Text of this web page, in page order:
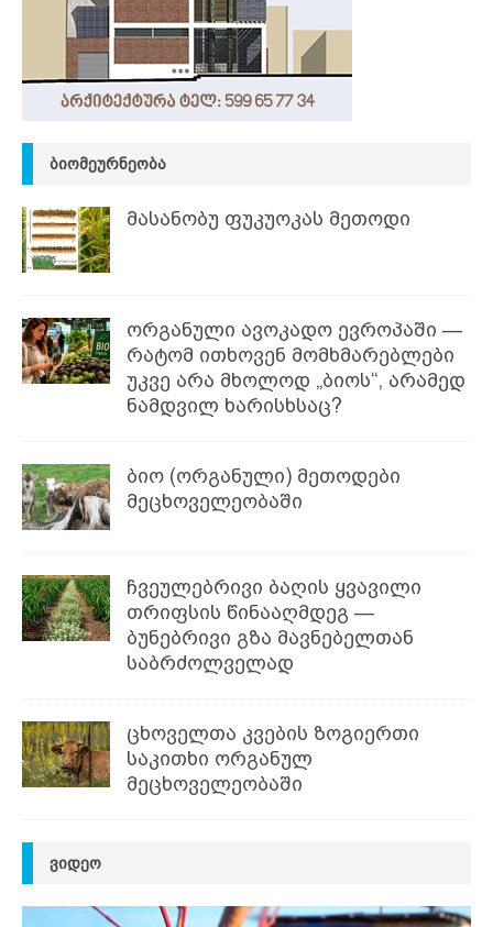
ᲑᲘᲝᲛᲔᲣᲠᲜᲔᲝᲑᲐ
მასანობუ ფუკუოკას მეთოდი
ორგანული ავოკადო ევროპაში —
რატომ ითხოვენ მომხმარებლები
უკვე არა მხოლოდ „ბიოს“, არამედ
ნამდვილ ხარისხსაც?
ბიო (ორგანული) მეთოდები
მეცხოველეობაში
ჩვეულებრივი ბაღის ყვავილი
თრიფსის წინააღმდეგ —
ბუნებრივი გზა მავნებელთან
საბრძოლველად
ცხოველთა კვების ზოგიერთი
საკითხი ორგანულ
მეცხოველეობაში
ᲕᲘᲓᲔᲝ